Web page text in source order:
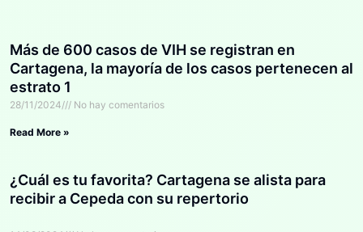
Más de 600 casos de VIH se registran en
Cartagena, la mayoría de los casos pertenecen al
estrato 1
28/11/2024 No hay comentarios
Read More »
¿Cuál es tu favorita? Cartagena se alista para
recibir a Cepeda con su repertorio